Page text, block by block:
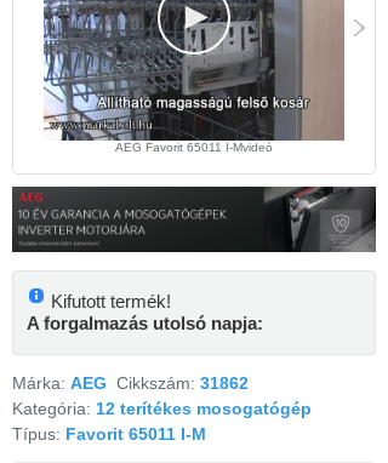
AEG Favorit 65011 I-Mvideó
Kifutott termék!
A forgalmazás utolsó napja:
Márka: AEG Cikkszám: 31862
Kategória: 12 terítékes mosogatógép
Típus: Favorit 65011 I-M